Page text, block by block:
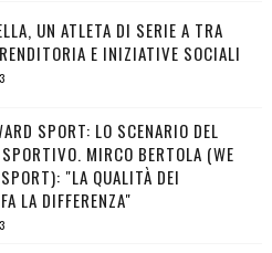
UN ATLETA DI SERIE A TRA
E INIZIATIVE SOCIALI
SPORT: LO SCENARIO DEL
MIRCO BERTOLA (WE
"LA QUALITÀ DEI
LA DIFFERENZA"